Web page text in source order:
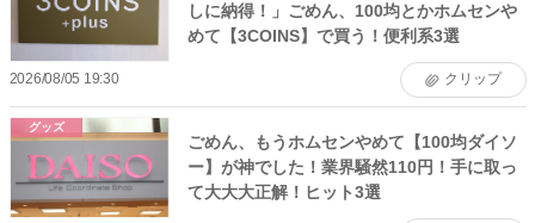
しに納得！」ごめん、100均とかホムセンや
めて【3COINS】で買う！便利系3選
2026/08/05 19:30 クリップ
グッズ
ごめん、もうホムセンやめて【100均ダイソ
ー】が神でした！業界騒然110円！手に取っ
て大大大正解！ヒット3選